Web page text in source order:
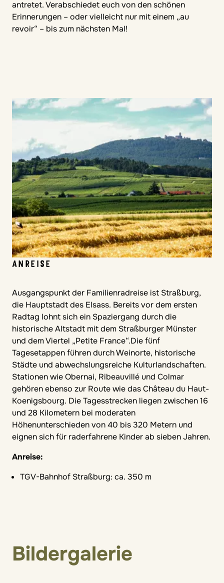
antretet. Verabschiedet euch von den schönen
Erinnerungen – oder vielleicht nur mit einem „au
revoir“ – bis zum nächsten Mal!
ANREISE
Ausgangspunkt der Familienradreise ist Straßburg,
die Hauptstadt des Elsass. Bereits vor dem ersten
Radtag lohnt sich ein Spaziergang durch die
historische Altstadt mit dem Straßburger Münster
und dem Viertel „Petite France“.Die fünf
Tagesetappen führen durch Weinorte, historische
Städte und abwechslungsreiche Kulturlandschaften.
Stationen wie Obernai, Ribeauvillé und Colmar
gehören ebenso zur Route wie das Château du Haut-
Koenigsbourg. Die Tagesstrecken liegen zwischen 16
und 28 Kilometern bei moderaten
Höhenunterschieden von 40 bis 320 Metern und
eignen sich für raderfahrene Kinder ab sieben Jahren.
Anreise:
TGV-Bahnhof Straßburg: ca. 350 m
Bildergalerie